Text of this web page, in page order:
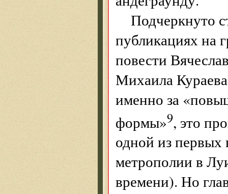
Подчеркнуто
публикациях на
повести
Михаила
именно за
формы»9, это
одной из первых
метрополии в
времени). Но